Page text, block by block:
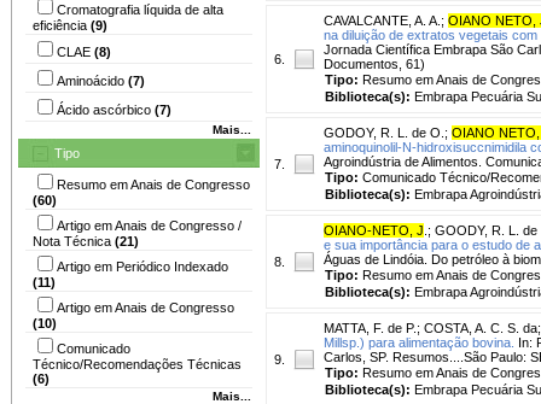
Cromatografia líquida de alta
eficiência (9)
CLAE (8)
Aminoácido (7)
Ácido ascórbico (7)
Mais...
Tipo
Resumo em Anais de Congresso
(60)
Artigo em Anais de Congresso /
Nota Técnica (21)
Artigo em Periódico Indexado
(11)
Artigo em Anais de Congresso
(10)
Comunicado
Técnico/Recomendações Técnicas
(6)
Mais...
6.
CAVALCANTE, A. A. ; OIANO NETO,
na diluição de extratos vegetais
Jornada Científica Embrapa São
Documentos, 61)
Tipo: Resumo em Anais de
Biblioteca(s): Embrapa Pecuária
7.
GODOY, R. L. de O. ; OIANO
aminoquinolil-N-hidroxisuccnimidila
Agroindústria de Alimentos.
Tipo: Comunicado Técnico/
Biblioteca(s): Embrapa
8.
OIANO-NETO, J ; GOODY, R. L. de
e sua importância para o estudo de
Águas de Lindóia. Do petróleo à
Tipo: Resumo em Anais de
Biblioteca(s): Embrapa
9.
MATTA, F. de P. ; COSTA, A. C. S. da
Millsp.) para alimentação bovina. In:
Carlos, SP. Resumos....São Paulo:
Tipo: Resumo em Anais de
Biblioteca(s): Embrapa Pecuária